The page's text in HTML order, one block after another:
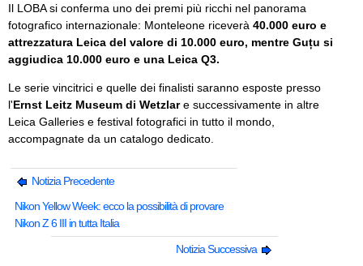
Il LOBA si conferma uno dei premi più ricchi nel panorama
fotografico internazionale: Monteleone riceverà 40.000 euro e
attrezzatura Leica del valore di 10.000 euro, mentre Guțu si
aggiudica 10.000 euro e una Leica Q3.
Le serie vincitrici e quelle dei finalisti saranno esposte presso
l'Ernst Leitz Museum di Wetzlare successivamente in altre
Leica Galleries e festival fotografici in tutto il mondo,
accompagnate da un catalogo dedicato.
Notizia Precedente
Nikon Yellow Week: ecco la possibilità di provare
Nikon Z 6 III in tutta Italia
Notizia Successiva